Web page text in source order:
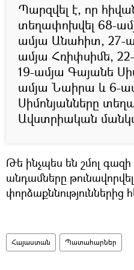
Պարզվել է, որ
տեղափոխվել 68-
ամյա Անահիտ, 27-
ամյա Հռիփսիմե,
19-ամյա Գայանե
ամյա Նաիրա և 6-
Սիմոնյանները
Ավստրիական
Թե ինչպես են շմոլ
անդամները
փորձաքննություններից
Հայաստան Պատահարներ